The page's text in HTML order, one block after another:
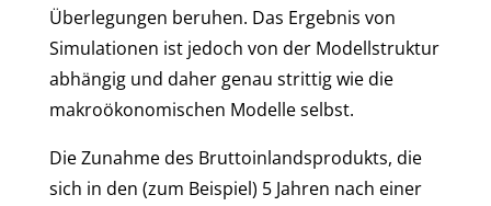
Überlegungen beruhen. Das Ergebnis von
Simulationen ist jedoch von der Modellstruktur
abhängig und daher genau strittig wie die
makroökonomischen Modelle selbst.
Die Zunahme des Bruttoinlandsprodukts, die
sich in den (zum Beispiel) 5 Jahren nach einer